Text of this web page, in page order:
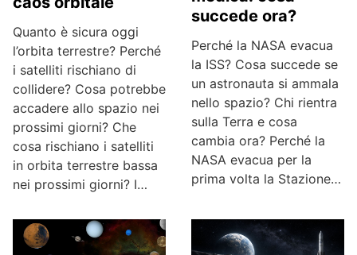
Quanto è sicura oggi
l’orbita terrestre? Perché
i satelliti rischiano di
collidere? Cosa potrebbe
accadere allo spazio nei
prossimi giorni? Che
cosa rischiano i satelliti
in orbita terrestre bassa
nei prossimi giorni? I…
succede ora?
Perché la NASA evacua
la ISS? Cosa succede se
un astronauta si ammala
nello spazio? Chi rientra
sulla Terra e cosa
cambia ora? Perché la
NASA evacua per la
prima volta la Stazione…